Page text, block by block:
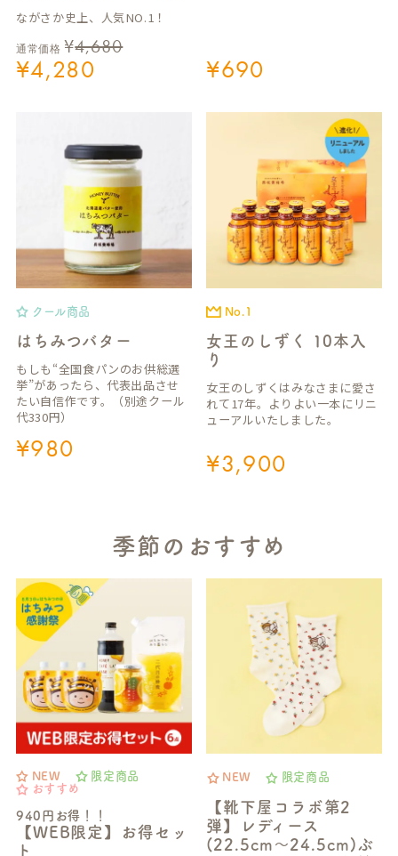
ながさか史上、人気NO.1！
通常価格 ¥4,680
¥4,280 ¥690
クール商品
はちみつバター
もしも“全国食パンのお供総選
挙”があったら、代表出品させ
たい自信作です。（別途クール
代330円）
¥980
No.1
女王のしずく 10本入
り
女王のしずくはみなさまに愛さ
れて17年。よりよい一本にリニ
ューアルいたしました。
¥3,900
季節のおすすめ
NEW
限定商品
おすすめ
940円お得！！
【WEB限定】お得セッ
ト
NEW 限定商品
【靴下屋コラボ第2
弾】レディース
(22.5cm～24.5cm)ぶ